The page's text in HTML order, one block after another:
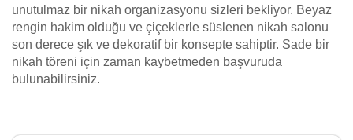
unutulmaz bir nikah organizasyonu sizleri bekliyor. Beyaz
rengin hakim olduğu ve çiçeklerle süslenen nikah salonu
son derece şık ve dekoratif bir konsepte sahiptir. Sade bir
nikah töreni için zaman kaybetmeden başvuruda
bulunabilirsiniz.